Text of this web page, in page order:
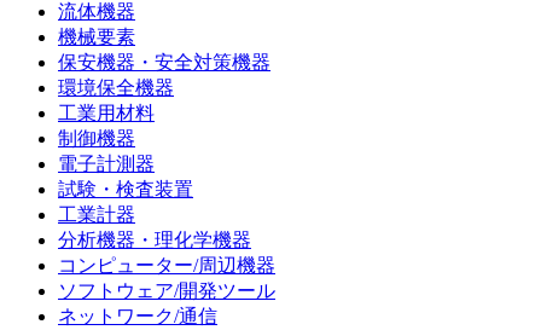
流体機器
機械要素
保安機器・安全対策機器
環境保全機器
工業用材料
制御機器
電子計測器
試験・検査装置
工業計器
分析機器・理化学機器
コンピューター/周辺機器
ソフトウェア/開発ツール
ネットワーク/通信